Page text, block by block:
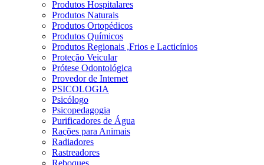
Produtos Hospitalares
Produtos Naturais
Produtos Ortopédicos
Produtos Químicos
Produtos Regionais ,Frios e Lacticínios
Proteção Veicular
Prótese Odontológica
Provedor de Internet
PSICOLOGIA
Psicólogo
Psicopedagogia
Purificadores de Água
Rações para Animais
Radiadores
Rastreadores
Reboques